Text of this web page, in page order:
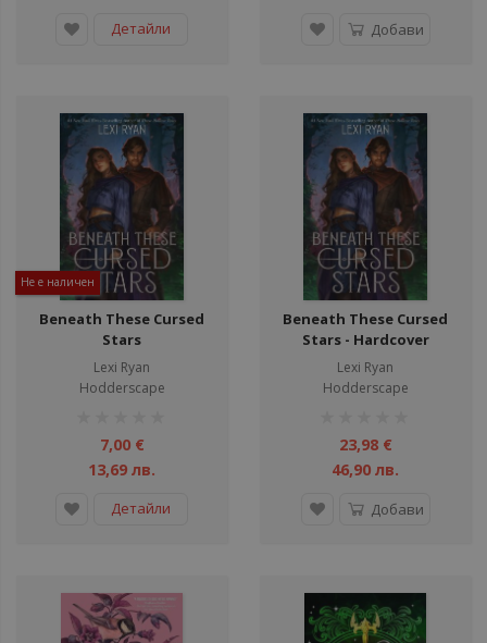
Детайли Добави
Не е наличен
Beneath These Cursed
Stars
Lexi Ryan
Hodderscape
7,00 €
13,69 лв.
Детайли
Beneath These Cursed
Stars - Hardcover
Lexi Ryan
Hodderscape
23,98 €
46,90 лв.
Добави